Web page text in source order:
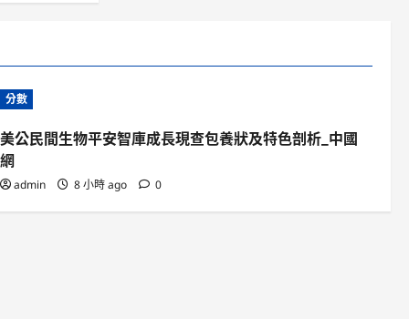
分數
美公民間生物平安智庫成長現查包養狀及特色剖析_中國
網
admin 8 小時 ago 0